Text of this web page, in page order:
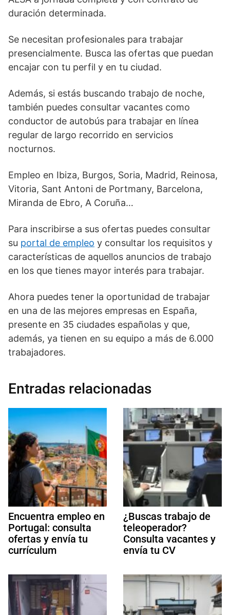
duración determinada.
Se necesitan profesionales para trabajar
presencialmente. Busca las ofertas que puedan
encajar con tu perfil y en tu ciudad.
Además, si estás buscando trabajo de noche,
también puedes consultar vacantes como
conductor de autobús para trabajar en línea
regular de largo recorrido en servicios
nocturnos.
Empleo en Ibiza, Burgos, Soria, Madrid, Reinosa,
Vitoria, Sant Antoni de Portmany, Barcelona,
Miranda de Ebro, A Coruña…
Para inscribirse a sus ofertas puedes consultar
su portal de empleo y consultar los requisitos y
características de aquellos anuncios de trabajo
en los que tienes mayor interés para trabajar.
Ahora puedes tener la oportunidad de trabajar
en una de las mejores empresas en España,
presente en 35 ciudades españolas y que,
además, ya tienen en su equipo a más de 6.000
trabajadores.
Entradas relacionadas
Encuentra empleo en
Portugal: consulta
ofertas y envía tu
currículum
¿Buscas trabajo de
teleoperador?
Consulta vacantes y
envía tu CV